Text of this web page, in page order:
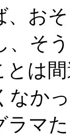
、お
、そ
とは
なか
マ